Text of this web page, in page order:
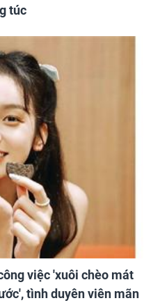
túc
việc 'xuôi chèo mát
tình duyên viên mãn